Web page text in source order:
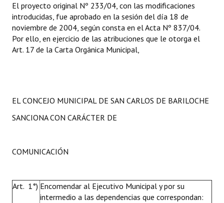
El proyecto original Nº 233/04, con las modificaciones
introducidas, fue aprobado en la sesión del día 18 de
noviembre de 2004, según consta en el Acta Nº 837/04.
Por ello, en ejercicio de las atribuciones que le otorga el
Art. 17 de la Carta Orgánica Municipal,
EL CONCEJO MUNICIPAL DE SAN CARLOS DE BARILOCHE
SANCIONA CON CARÁCTER DE
COMUNICACIÓN
Art. 1°) Encomendar al Ejecutivo Municipal y por su
intermedio a las dependencias que correspondan: